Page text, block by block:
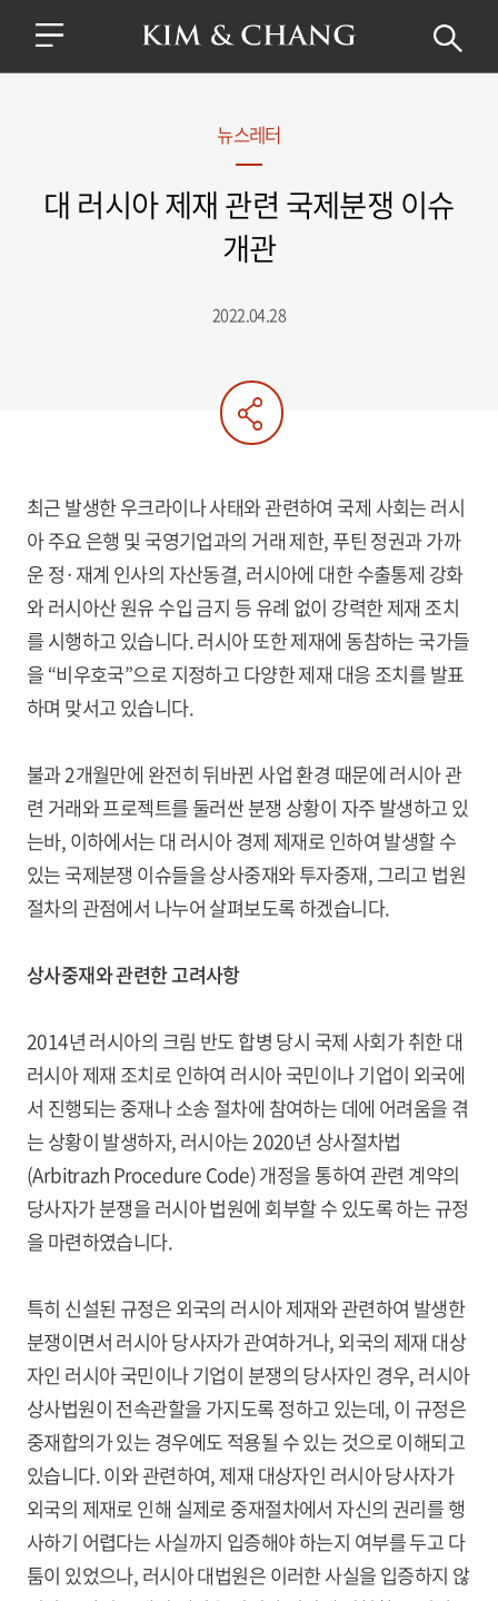
뉴스레터
대 러시아 제재 관련 국제분쟁 이슈
개관
2022.04.28
최근 발생한 우크라이나 사태와 관련하여 국제 사회는 러시
아 주요 은행 및 국영기업과의 거래 제한, 푸틴 정권과 가까
운 정·재계 인사의 자산동결, 러시아에 대한 수출통제 강화
와 러시아산 원유 수입 금지 등 유례 없이 강력한 제재 조치
를 시행하고 있습니다. 러시아 또한 제재에 동참하는 국가들
을 “비우호국”으로 지정하고 다양한 제재 대응 조치를 발표
하며 맞서고 있습니다.
불과 2개월만에 완전히 뒤바뀐 사업 환경 때문에 러시아 관
련 거래와 프로젝트를 둘러싼 분쟁 상황이 자주 발생하고 있
는바, 이하에서는 대 러시아 경제 제재로 인하여 발생할 수
있는 국제분쟁 이슈들을 상사중재와 투자중재, 그리고 법원
절차의 관점에서 나누어 살펴보도록 하겠습니다.
상사중재와 관련한 고려사항
2014년 러시아의 크림 반도 합병 당시 국제 사회가 취한 대
러시아 제재 조치로 인하여 러시아 국민이나 기업이 외국에
서 진행되는 중재나 소송 절차에 참여하는 데에 어려움을 겪
는 상황이 발생하자, 러시아는 2020년 상사절차법
(Arbitrazh Procedure Code) 개정을 통하여 관련 계약의
당사자가 분쟁을 러시아 법원에 회부할 수 있도록 하는 규정
을 마련하였습니다.
특히 신설된 규정은 외국의 러시아 제재와 관련하여 발생한
분쟁이면서 러시아 당사자가 관여하거나, 외국의 제재 대상
자인 러시아 국민이나 기업이 분쟁의 당사자인 경우, 러시아
상사법원이 전속관할을 가지도록 정하고 있는데, 이 규정은
중재합의가 있는 경우에도 적용될 수 있는 것으로 이해되고
있습니다. 이와 관련하여, 제재 대상자인 러시아 당사자가
외국의 제재로 인해 실제로 중재절차에서 자신의 권리를 행
사하기 어렵다는 사실까지 입증해야 하는지 여부를 두고 다
툼이 있었으나, 러시아 대법원은 이러한 사실을 입증하지 않